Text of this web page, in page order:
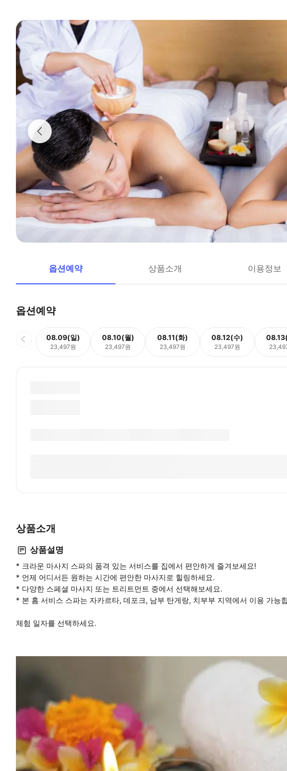
옵션예약 상품소개 이용정보
옵션예약
08.09(일)
23,497원
08.10(월)
23,497원
08.11(화)
23,497원
08.12(수)
23,497원
상품소개
상품설명
* 크라운 마사지 스파의 품격 있는 서비스를 집에서 편안하게 즐겨보세요!
* 언제 어디서든 원하는 시간에 편안한 마사지로 힐링하세요.
* 다양한 스페셜 마사지 또는 트리트먼트 중에서 선택해보세요.
* 본 홈 서비스 스파는 자카르타, 데포크, 남부 탄게랑, 치부부 지역에서 이용 가능
체험 일자를 선택하세요.